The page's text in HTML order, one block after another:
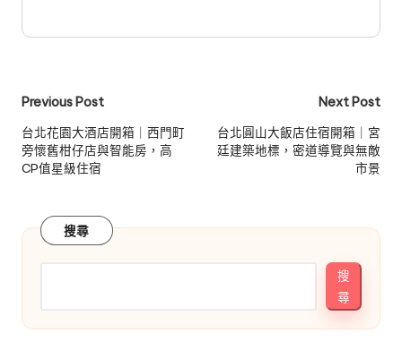
Post
navigation
Previous Post
台北花園大酒店開箱｜西門町
旁懷舊柑仔店與智能房，高
CP值星級住宿
Next Post
台北圓山大飯店住宿開箱｜宮
廷建築地標，密道導覽與無敵
市景
搜尋
搜
尋